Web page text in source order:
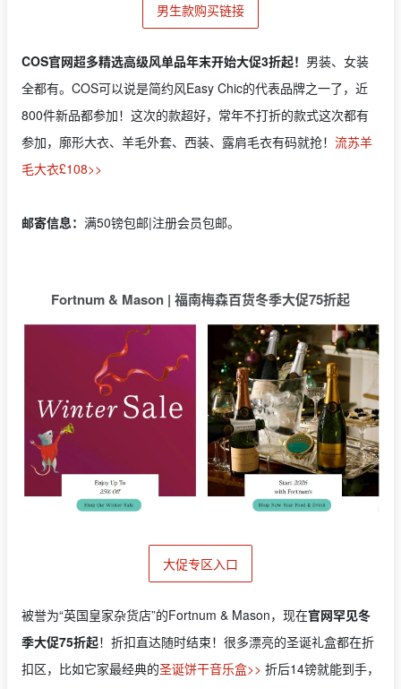
男生款购买链接
COS官网超多精选高级风单品年末开始大促3折起！ 男装、女装
全都有。COS可以说是简约风Easy Chic的代表品牌之一了，近
800件新品都参加！这次的款超好，常年不打折的款式这次都有
参加，廓形大衣、羊毛外套、西装、露肩毛衣有码就抢！ 流苏羊
毛大衣£108>>
邮寄信息： 满50镑包邮|注册会员包邮。
Fortnum & Mason | 福南梅森百货冬季大促75折起
大促专区入口
被誉为“英国皇家杂货店”的Fortnum & Mason，现在官网罕见冬
季大促75折起！折扣直达随时结束！很多漂亮的圣诞礼盒都在折
扣区，比如它家最经典的圣诞饼干音乐盒>> 折后14镑就能到手，